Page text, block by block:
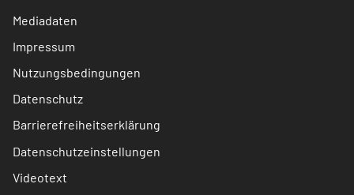
Mediadaten
Impressum
Nutzungsbedingungen
Datenschutz
Barrierefreiheitserklärung
Datenschutzeinstellungen
Videotext